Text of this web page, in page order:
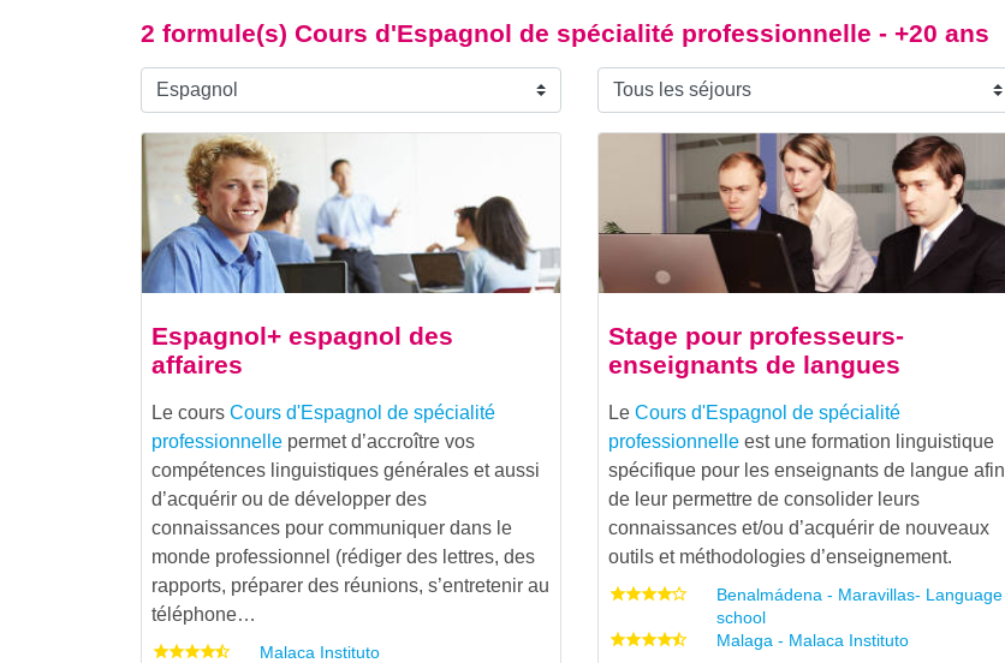
2 formule(s) Cours d'Espagnol de spécialité professionnelle - +20 ans
Espagnol+ espagnol des
affaires
Le cours Cours d'Espagnol de spécialité
professionnelle permet d’accroître vos
compétences linguistiques générales et aussi
d’acquérir ou de développer des
connaissances pour communiquer dans le
monde professionnel (rédiger des lettres, des
rapports, préparer des réunions, s’entretenir au
téléphone…
Malaca Instituto
Stage pour professeurs-
enseignants de langues
Le Cours d'Espagnol de spécialité
professionnelle est une formation linguistique
spécifique pour les enseignants de langue afin
de leur permettre de consolider leurs
connaissances et/ou d’acquérir de nouveaux
outils et méthodologies d’enseignement.
Benalmádena - Maravillas- Language
school
Malaga - Malaca Instituto